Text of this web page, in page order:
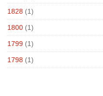
1828 (1)
1800 (1)
1799 (1)
1798 (1)